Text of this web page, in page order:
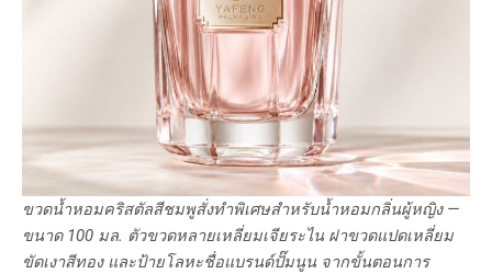
ขวดน้ำหอมคริสตัลสีชมพูสั่งทำพิเศษสำหรับน้ำหอมกลิ่นผู้หญิง —
ขนาด 100 มล. ตัวขวดหลายเหลี่ยมเจียระไน ฝาขวดแปดเหลี่ยม
ขัดเงาสีทอง และป้ายโลหะชื่อแบรนด์ปั๊มนูน จากขั้นตอนการ